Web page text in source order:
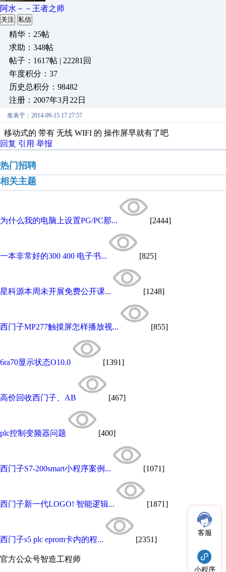
阿水－－王者之师
关注 私信
精华：25帖
求助：348帖
帖子：1617帖 | 22281回
年度积分：37
历史总积分：98482
注册：2007年3月22日
发表于：2014-09-15 17:27:57
移动式的 带有 无线 WIFI 的 操作屏早就有了吧
回复 引用 举报
热门招聘
相关主题
为什么我的电脑上设置PG/PC那... [2444]
一本非常好的300 400 电子书... [825]
星科源本周未开展免费公开课... [1248]
西门子MP277触摸屏怎样播放视... [855]
6ra70显示状态O10.0 [1391]
高价回收西门子、AB [467]
plc控制变频器问题 [400]
西门子S7-200smart小程序案例... [1071]
西门子新一代LOGO! 智能逻辑... [1871]
西门子s5 plc eprom卡内的程... [2351]
官方公众号智造工程师
客服
小程序